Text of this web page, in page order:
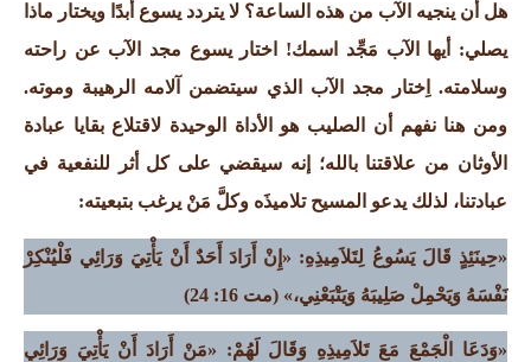
هل أن ينجيه الآب من هذه الساعة؟ لا يتردد يسوع أبدًا ويختار ماذا
يصلي: أيها الآب مَجِّد اسمك!اختار يسوع مجد الآب عن راحته
وسلامته. اِختار مجد الآب الذي سيتضمن آلامه الرهيبة وموته.
ومن هنا نفهم أن الصليب هو الأداة الوحيدة لاقتلاع بقايا عبادة
الأوثان من علاقتنا بالله؛ إنه سيقضي على كل أثر للنفعية في
عبادتنا، لذلك يدعو المسيح تلاميذَه وكلَّ مَنْ يرغب بتبعيته:
«حِينَئِذٍ قَالَ يَسُوعُ لِتَلاَمِيذِهِ: «إِنْ أَرَادَ أَحَدٌ أَنْ يَأْتِيَ وَرَائِي فَلْيُنْكِرْ
نَفْسَهُ وَيَحْمِلْ صَلِيبَهُ وَيَتْبَعْنِي،» ( مت 16: 24)
«وَدَعَا الْجَمْعَ مَعَ تَلاَمِيذِهِ وَقَالَ لَهُمْ: «مَنْ أَرَادَ أَنْ يَأْتِيَ وَرَائِي